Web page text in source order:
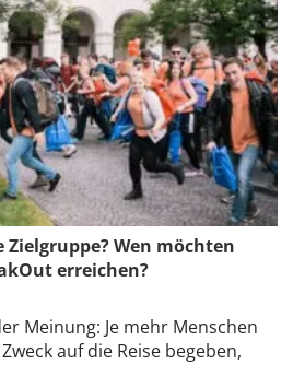
Zielgruppe? Wen möchten
erreichen?
Meinung: Je mehr Menschen
auf die Reise begeben,